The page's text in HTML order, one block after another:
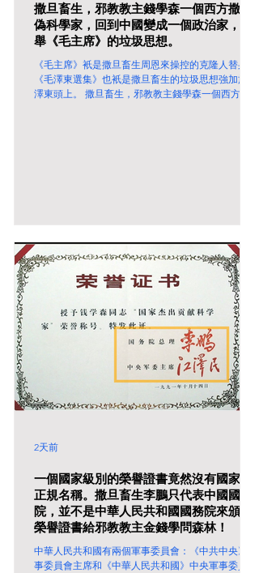
撒旦畜生，邪教教主錢學森一個西方撒旦
偽科學家，回到中國變成一個政治家，高
舉《毛主席》的垃圾思想。
《毛主席》衹是撒旦畜生周恩來操控的克隆人替身。
《毛澤東選集》也衹是撒旦畜生的垃圾思想強加於毛
澤東頭上。 撒旦畜生，邪教教主錢學森一個西方撒
一個國家級別的榮譽證書竟然沒有國家的
正規名稱。撒旦畜生李鵬只代表中國國務
院，並不是中華人民共和國國務院來頒發
榮譽證書給邪教教主金錢學問森林！
中華人民共和國有兩個軍事委員會：《中共中央》軍
事委員會主席和《中華人民共和國》中央軍事委員會
2天前